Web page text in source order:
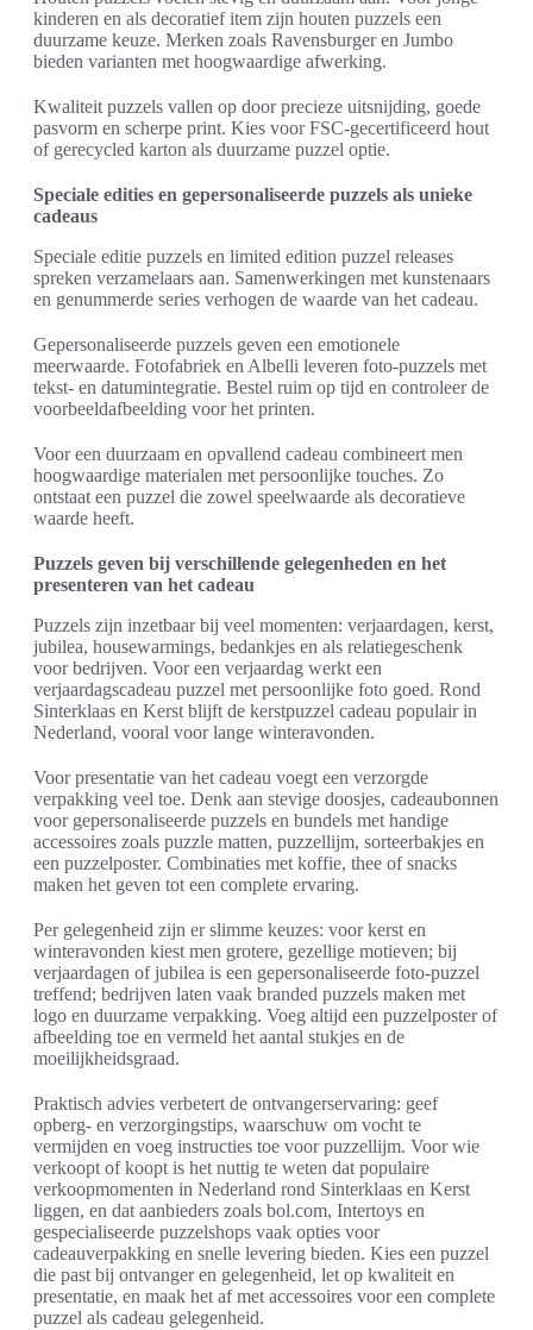
kinderen en als decoratief item zijn houten puzzels een
duurzame keuze. Merken zoals Ravensburger en Jumbo
bieden varianten met hoogwaardige afwerking.
Kwaliteit puzzels vallen op door precieze uitsnijding, goede
pasvorm en scherpe print. Kies voor FSC-gecertificeerd hout
of gerecycled karton als duurzame puzzel optie.
Speciale edities en gepersonaliseerde puzzels als unieke
cadeaus
Speciale editie puzzels en limited edition puzzel releases
spreken verzamelaars aan. Samenwerkingen met kunstenaars
en genummerde series verhogen de waarde van het cadeau.
Gepersonaliseerde puzzels geven een emotionele
meerwaarde. Fotofabriek en Albelli leveren foto-puzzels met
tekst- en datumintegratie. Bestel ruim op tijd en controleer de
voorbeeldafbeelding voor het printen.
Voor een duurzaam en opvallend cadeau combineert men
hoogwaardige materialen met persoonlijke touches. Zo
ontstaat een puzzel die zowel speelwaarde als decoratieve
waarde heeft.
Puzzels geven bij verschillende gelegenheden en het
presenteren van het cadeau
Puzzels zijn inzetbaar bij veel momenten: verjaardagen, kerst,
jubilea, housewarmings, bedankjes en als relatiegeschenk
voor bedrijven. Voor een verjaardag werkt een
verjaardagscadeau puzzel met persoonlijke foto goed. Rond
Sinterklaas en Kerst blijft de kerstpuzzel cadeau populair in
Nederland, vooral voor lange winteravonden.
Voor presentatie van het cadeau voegt een verzorgde
verpakking veel toe. Denk aan stevige doosjes, cadeaubonnen
voor gepersonaliseerde puzzels en bundels met handige
accessoires zoals puzzle matten, puzzellijm, sorteerbakjes en
een puzzelposter. Combinaties met koffie, thee of snacks
maken het geven tot een complete ervaring.
Per gelegenheid zijn er slimme keuzes: voor kerst en
winteravonden kiest men grotere, gezellige motieven; bij
verjaardagen of jubilea is een gepersonaliseerde foto-puzzel
treffend; bedrijven laten vaak branded puzzels maken met
logo en duurzame verpakking. Voeg altijd een puzzelposter of
afbeelding toe en vermeld het aantal stukjes en de
moeilijkheidsgraad.
Praktisch advies verbetert de ontvangerservaring: geef
opberg- en verzorgingstips, waarschuw om vocht te
vermijden en voeg instructies toe voor puzzellijm. Voor wie
verkoopt of koopt is het nuttig te weten dat populaire
verkoopmomenten in Nederland rond Sinterklaas en Kerst
liggen, en dat aanbieders zoals bol.com, Intertoys en
gespecialiseerde puzzelshops vaak opties voor
cadeauverpakking en snelle levering bieden. Kies een puzzel
die past bij ontvanger en gelegenheid, let op kwaliteit en
presentatie, en maak het af met accessoires voor een complete
puzzel als cadeau gelegenheid.